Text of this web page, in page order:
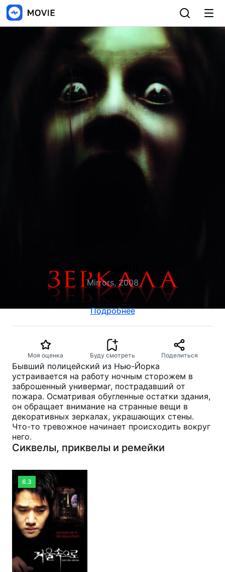
Зеркала
Mirrors, 2008
ужасы
Подробнее
Моя оценка Буду смотреть Поделиться
Бывший полицейский из Нью-Йорка
устраивается на работу ночным сторожем в
заброшенный универмаг, пострадавший от
пожара. Осматривая обугленные остатки здания,
он обращает внимание на странные вещи в
декоративных зеркалах, украшающих стены.
Что-то тревожное начинает происходить вокруг
него.
Сиквелы, приквелы и ремейки
6.3